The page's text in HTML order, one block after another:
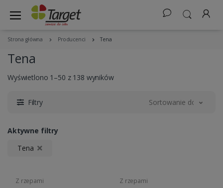
Strona główna Producenci Tena
Tena
Wyświetlono 1–50 z 138 wyników
Filtry Sortowanie domyślne
Aktywne filtry
Tena
Z rzepami
Z rzepami